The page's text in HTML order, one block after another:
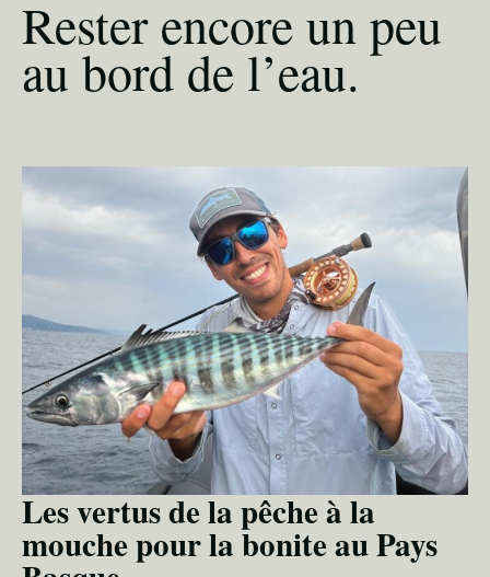
Rester encore un peu
au bord de l’eau.
Les vertus de la pêche à la
mouche pour la bonite au Pays